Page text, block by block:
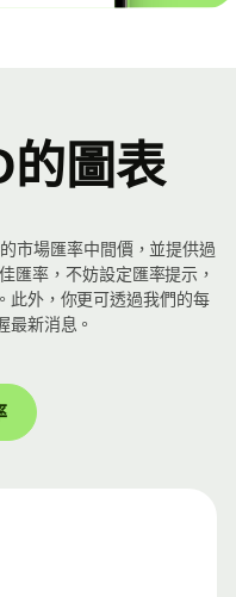
的圖表
市場匯率中間價，並提供過
匯率，不妨設定匯率提示，
此外，你更可透過我們的每
最新消息。